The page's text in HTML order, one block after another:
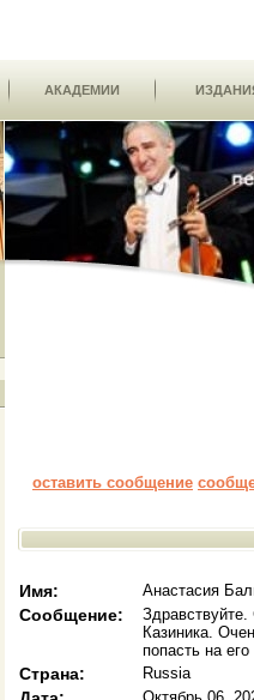
АКАДЕМИИ
оставить сообщение
Имя: Анастасия
Сообщение:
Казиника.
попасть на
Страна: Russia